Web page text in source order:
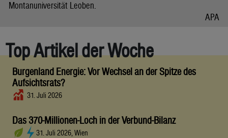
Montanuniversität Leoben.
APA
Top Artikel der Woche
Burgenland Energie: Vor Wechsel an der Spitze des
Aufsichtsrats?
31. Juli 2026
Das 370-Millionen-Loch in der Verbund-Bilanz
31. Juli 2026, Wien